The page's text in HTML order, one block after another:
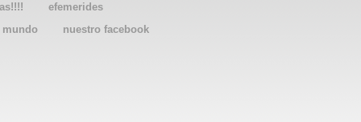
efemerides
mundo
nuestro facebook